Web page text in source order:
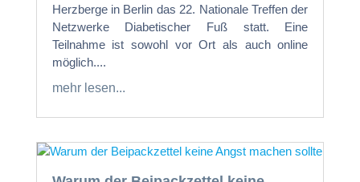
Herzberge in Berlin das 22. Nationale Treffen der
Netzwerke Diabetischer Fuß statt. Eine
Teilnahme ist sowohl vor Ort als auch online
möglich....
mehr lesen...